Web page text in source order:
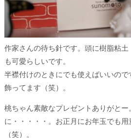
作家さんの待ち針です。頭に樹脂粘
も可愛らしいです。
半襟付けのときにでも使えばいいの
飾ってます（笑）。
桃ちゃん素敵なプレゼントありがと
に・・・・・。お正月にお年玉でも
（笑）。